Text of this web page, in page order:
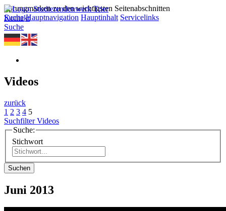
Sprungmarken zu den wichtigsten Seitenabschnitten
Suche Hauptnavigation Hauptinhalt Servicelinks
Kontakt
Suche
Videos
zurück
1 2 3 4 5
Suchfilter Videos
Suche:
Stichwort
Suchen
Juni 2013